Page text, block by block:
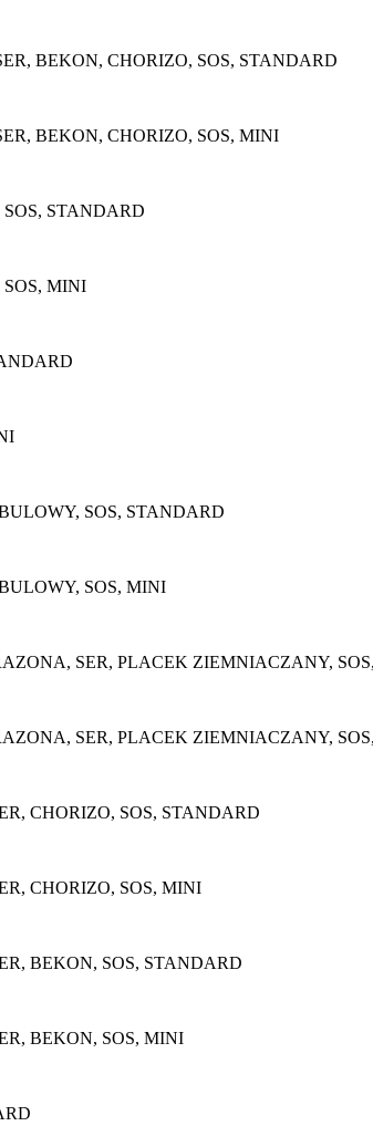
BEKON, CHORIZO, SOS, STANDARD
BEKON, CHORIZO, SOS, MINI
STANDARD
MINI
SOS, STANDARD
SOS, MINI
SER, PLACEK ZIEMNIACZANY,
SER, PLACEK ZIEMNIACZANY,
CHORIZO, SOS, STANDARD
CHORIZO, SOS, MINI
BEKON, SOS, STANDARD
BEKON, SOS, MINI